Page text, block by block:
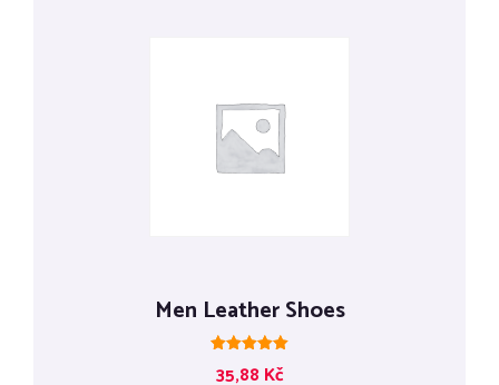
Men Leather Shoes
Hodnocení
5.00
35,88 Kč